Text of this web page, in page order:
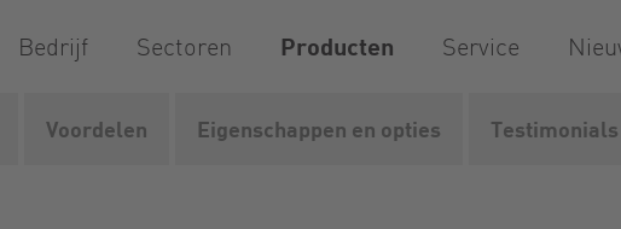
Bedrijf Sectoren Producten Service
Vogelsang Producten Versnijders en shredders Versnijders
Voordelen Eigenschappen en opties Testimonials